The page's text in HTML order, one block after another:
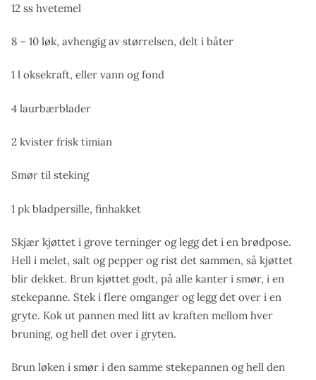
12 ss hvetemel
8 – 10 løk, avhengig av størrelsen, delt i båter
1 l oksekraft, eller vann og fond
4 laurbærblader
2 kvister frisk timian
Smør til steking
1 pk bladpersille, finhakket
Skjær kjøttet i grove terninger og legg det i en brødpose.
Hell i melet, salt og pepper og rist det sammen, så kjøttet
blir dekket. Brun kjøttet godt, på alle kanter i smør, i en
stekepanne. Stek i flere omganger og legg det over i en
gryte. Kok ut pannen med litt av kraften mellom hver
bruning, og hell det over i gryten.
Brun løken i smør i den samme stekepannen og hell den